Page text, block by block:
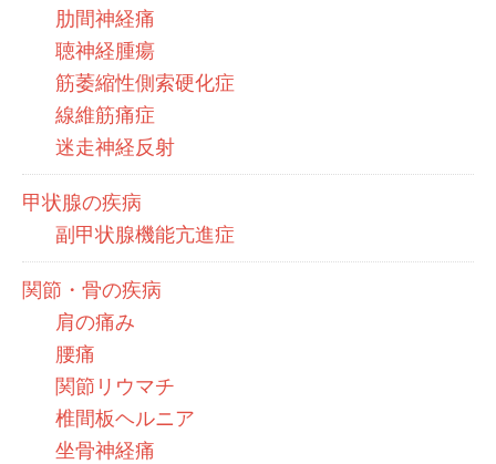
肋間神経痛
聴神経腫瘍
筋萎縮性側索硬化症
線維筋痛症
迷走神経反射
甲状腺の疾病
副甲状腺機能亢進症
関節・骨の疾病
肩の痛み
腰痛
関節リウマチ
椎間板ヘルニア
坐骨神経痛